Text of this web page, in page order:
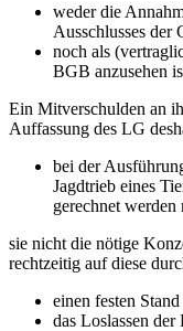
weder die
Ausschlusses der
noch als
BGB anzusehen
Ein Mitverschulden an
Auffassung des LG
bei der
Jagdtrieb eines
gerechnet werden
sie nicht die nötige
rechtzeitig auf diese
einen festen
das Loslassen der